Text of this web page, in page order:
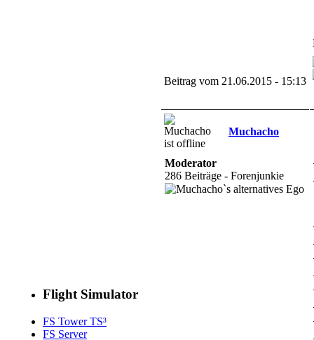
Flight Simulator
FS Tower TS³
FS Server
Beitrag vom 21.06.2015 - 15:13
Muchacho
Moderator
286 Beiträge - Forenjunkie